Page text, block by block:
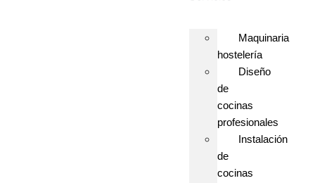
Maquinaria
hostelería
Diseño
de
cocinas
profesionales
Instalación
de
cocinas